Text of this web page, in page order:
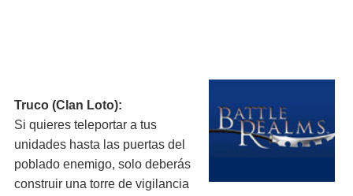
Truco (Clan Loto):
Si quieres teleportar a tus
unidades hasta las puertas del
poblado enemigo, solo deberás
construir una torre de vigilancia